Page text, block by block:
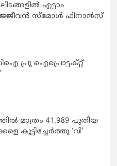
എട്ടാം
സ്മോൾ ഫിനാൻസ്
പ്രു ഐപ്രൊട്ടക്റ്റ്
മാത്രം 41,989 പുതിയ
കൂട്ടിച്ചേർത്തു ‘വി’